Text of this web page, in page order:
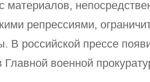
материалов,
репрессиями,
В российской прессе
Главной военной